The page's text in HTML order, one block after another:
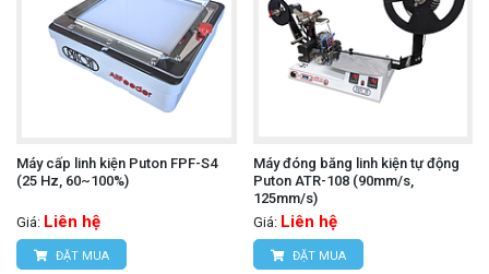
Máy cấp linh kiện Puton FPF-S4
(25 Hz, 60~100%)
Giá: Liên hệ
ĐẶT MUA
Máy đóng băng linh kiện tự động
Puton ATR-108 (90mm/s,
125mm/s)
Giá: Liên hệ
ĐẶT MUA